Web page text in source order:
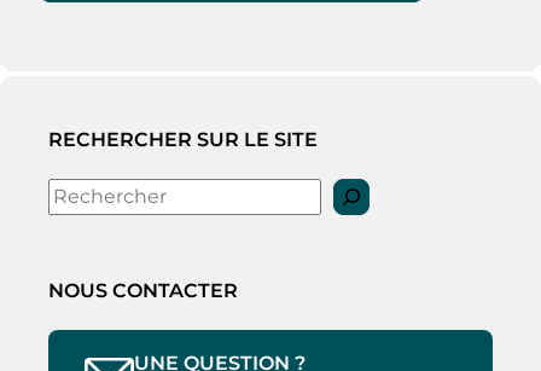
RECHERCHER SUR LE SITE
Rechercher
NOUS CONTACTER
UNE QUESTION ?